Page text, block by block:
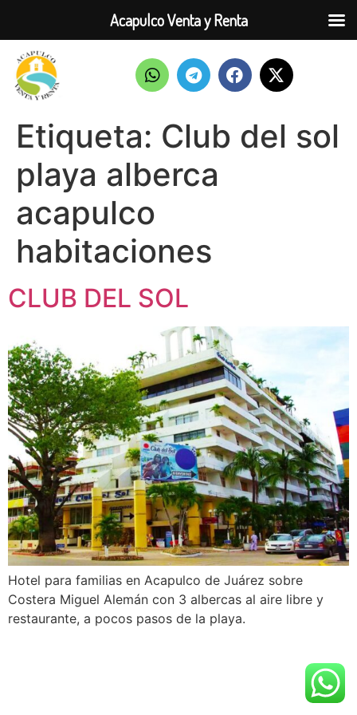
Etiqueta: Club del sol
playa alberca
acapulco
habitaciones
CLUB DEL SOL
Hotel para familias en Acapulco de Juárez sobre
Costera Miguel Alemán con 3 albercas al aire libre y
restaurante, a pocos pasos de la playa.
Acapulco Venta y Renta